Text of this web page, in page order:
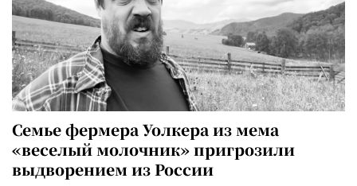
Семье фермера Уолкера из мема
«веселый молочник» пригрозили
выдворением из России